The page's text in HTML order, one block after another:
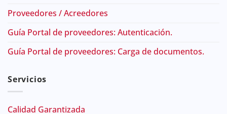
Proveedores / Acreedores
Guía Portal de proveedores: Autenticación.
Guía Portal de proveedores: Carga de documentos.
Servicios
Calidad Garantizada